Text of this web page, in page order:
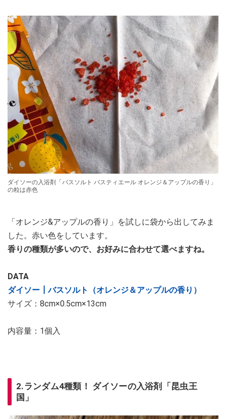
ダイソーの入浴剤「バスソルト バスティエール オレンジ＆アップルの香り」
の粒は赤色
「オレンジ&アップルの香り」を試しに袋から出してみま
した。赤い色をしています。
香りの種類が多いので、お好みに合わせて選べますね。
DATA
ダイソー┃バスソルト（オレンジ＆アップルの香り）
サイズ：8cm×0.5cm×13cm
内容量：1個入
2.ランダム4種類！ ダイソーの入浴剤「昆虫王
国」